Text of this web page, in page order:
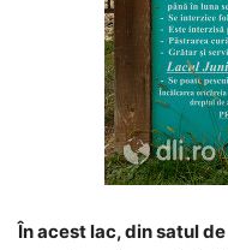
În acest lac, din satul